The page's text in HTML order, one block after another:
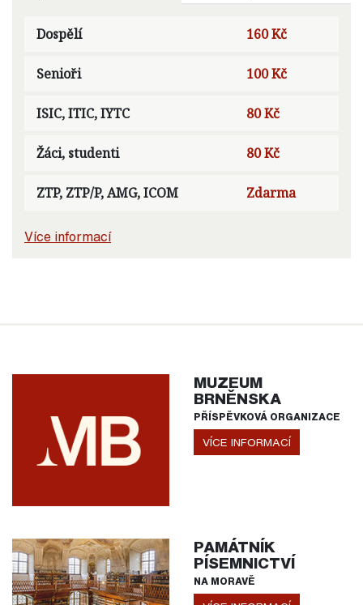
Dospělí 160 Kč
Senioři 100 Kč
ISIC, ITIC, IYTC 80 Kč
Žáci, studenti 80 Kč
ZTP, ZTP/P, AMG, ICOM Zdarma
Více informací
MUZEUM
BRNĚNSKA
PŘÍSPĚVKOVÁ ORGANIZACE
VÍCE INFORMACÍ
PAMÁTNÍK
PÍSEMNICTVÍ
NA MORAVĚ